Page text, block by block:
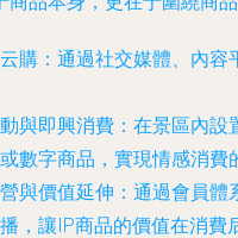
購 ：通過社交媒體、內
與即興消費 ：在景區內
數字商品，實現情感消費
與價值延伸 ：通過會員
，讓IP商品的價值在消費